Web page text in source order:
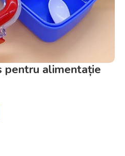
pentru alimentație